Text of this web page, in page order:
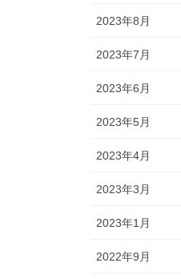
2023年8月
2023年7月
2023年6月
2023年5月
2023年4月
2023年3月
2023年1月
2022年9月